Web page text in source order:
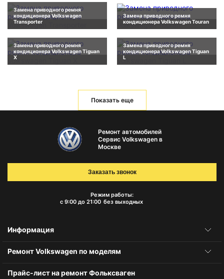
Замена приводного ремня
кондиционера Volkswagen
Transporter
Замена приводного ремня
кондиционера Volkswagen Touran
Замена приводного ремня
кондиционера Volkswagen Tiguan
X
Замена приводного ремня
кондиционера Volkswagen Tiguan
L
Показать еще
Ремонт автомобилей
Сервис Volkswagen в
Москве
Режим работы:
с 9:00 до 21:00 без выходных
Заказать звонок
Информация
Ремонт Volkswagen по моделям
Прайс-лист на ремонт Фольксваген